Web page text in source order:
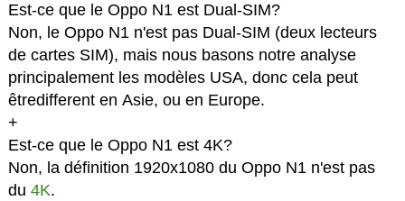
Est-ce que le Oppo N1 est Dual-SIM?
Non, le Oppo N1 n'est pas Dual-SIM (deux lecteurs
de cartes SIM), mais nous basons notre analyse
principalement les modèles USA, donc cela peut
êtredifferent en Asie, ou en Europe.
+
Est-ce que le Oppo N1 est 4K?
Non, la définition 1920x1080 du Oppo N1 n'est pas
du 4K.